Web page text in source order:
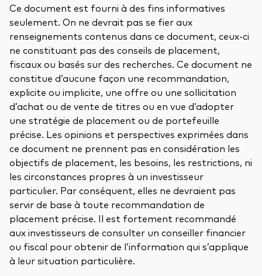
Ce document est fourni à des fins informatives
seulement. On ne devrait pas se fier aux
renseignements contenus dans ce document, ceux-ci
ne constituant pas des conseils de placement,
fiscaux ou basés sur des recherches. Ce document ne
constitue d’aucune façon une recommandation,
explicite ou implicite, une offre ou une sollicitation
d’achat ou de vente de titres ou en vue d’adopter
une stratégie de placement ou de portefeuille
précise. Les opinions et perspectives exprimées dans
ce document ne prennent pas en considération les
objectifs de placement, les besoins, les restrictions, ni
les circonstances propres à un investisseur
particulier. Par conséquent, elles ne devraient pas
servir de base à toute recommandation de
placement précise. Il est fortement recommandé
aux investisseurs de consulter un conseiller financier
ou fiscal pour obtenir de l’information qui s’applique
à leur situation particulière.